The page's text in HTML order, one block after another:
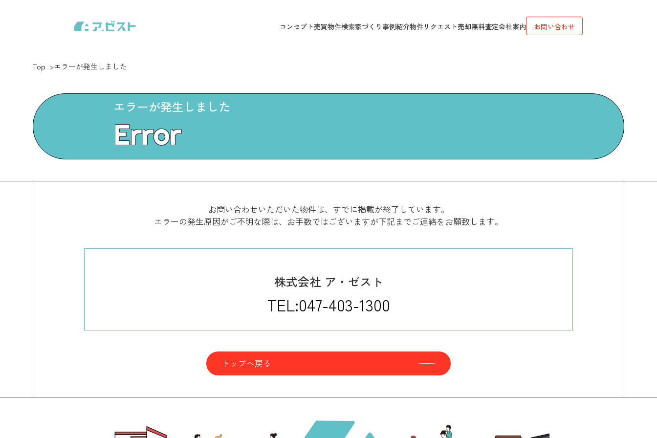
コンセプト売買物件検索家づくり 事例紹介物件リクエスト売却無料査定会社案内 お問い合わせ
Top エラーが発生しました
エラーが発生しました
Error
お問い合わせいただいた物件は、すでに掲載が終了しています。
エラーの発生原因がご不明な際は、お手数ではございますが下記までご連絡をお願致します。
株式会社 ア・ゼスト
TEL:047-403-1300
トップへ戻る